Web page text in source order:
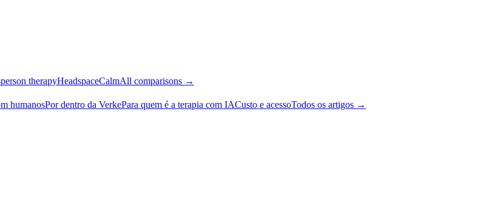
therapyHeadspaceCalmAll comparisons →
humanosPor dentro da VerkePara quem é a terapia com IACusto e acessoTodos os artigos →